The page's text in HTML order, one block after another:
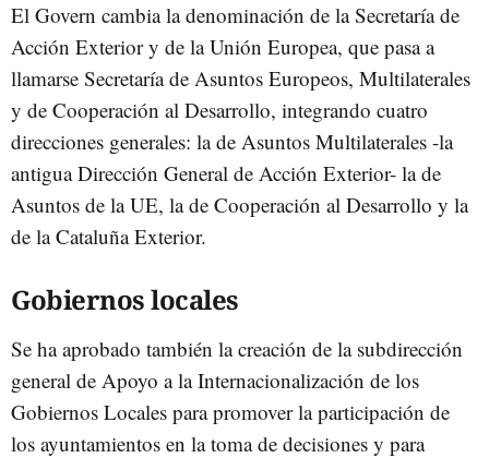
El Govern cambia la denominación de la Secretaría de
Acción Exterior y de la Unión Europea, que pasa a
llamarse Secretaría de Asuntos Europeos, Multilaterales
y de Cooperación al Desarrollo, integrando cuatro
direcciones generales: la de Asuntos Multilaterales -la
antigua Dirección General de Acción Exterior- la de
Asuntos de la UE, la de Cooperación al Desarrollo y la
de la Cataluña Exterior.
Gobiernos locales
Se ha aprobado también la creación de la subdirección
general de Apoyo a la Internacionalización de los
Gobiernos Locales para promover la participación de
los ayuntamientos en la toma de decisiones y para